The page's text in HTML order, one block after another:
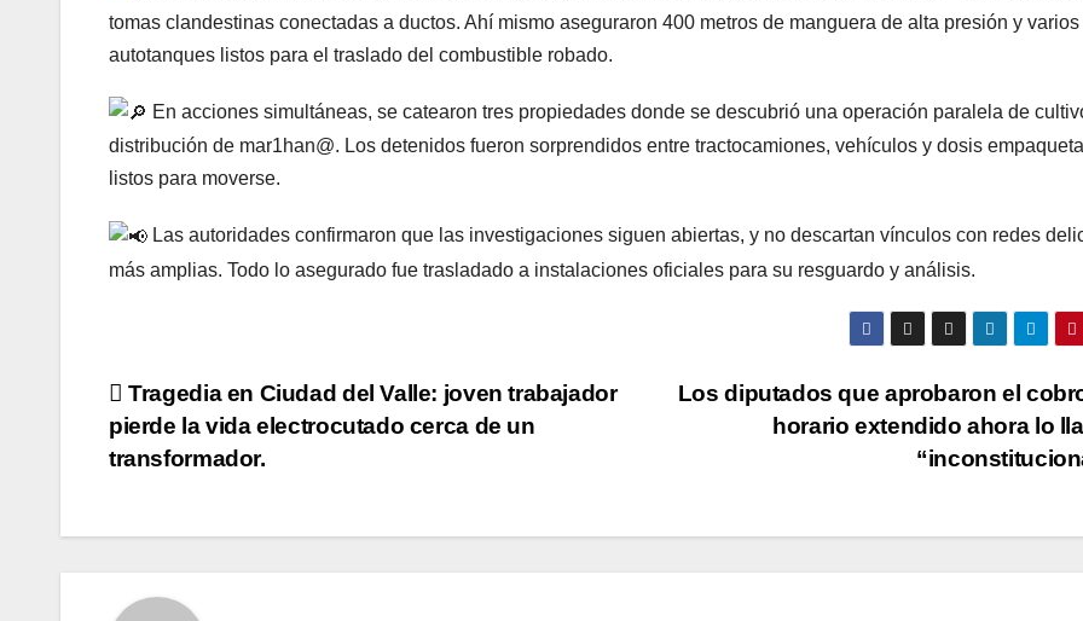
tomas clandestinas conectadas a ductos. Ahí mismo aseguraron 400 metros de manguera de alta presión y varios
autotanques listos para el traslado del combustible robado.
En acciones simultáneas, se catearon tres propiedades donde se descubrió una operación paralela de
distribución de mar1han@. Los detenidos fueron sorprendidos entre tractocamiones, vehículos y dosis
listos para moverse.
Las autoridades confirmaron que las investigaciones siguen abiertas, y no descartan vínculos con redes
más amplias. Todo lo asegurado fue trasladado a instalaciones oficiales para su resguardo y análisis.
Navegación
de
Los diputados que aprobaron el
horario extendido ahora lo
Tragedia en Ciudad del Valle: joven trabajador
pierde la vida electrocutado cerca de un
transformador.